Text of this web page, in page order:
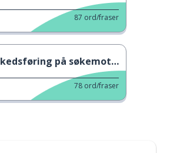
87 ord/fraser
på søkemotorer
78 ord/fraser